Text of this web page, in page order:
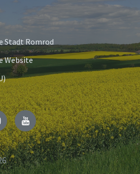
Stadt Romrod
Website
InstagramYouTube